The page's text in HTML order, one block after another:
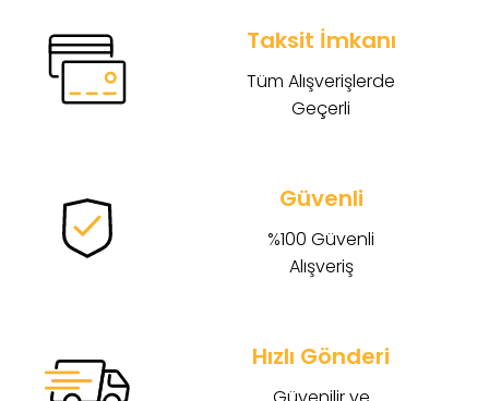
Taksit İmkanı
Tüm Alışverişlerde
Geçerli
Güvenli
%100 Güvenli
Alışveriş
Hızlı Gönderi